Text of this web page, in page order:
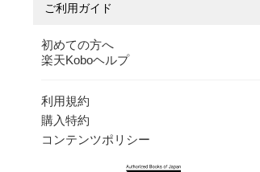
ご利用ガイド
初めての方へ
楽天Koboヘルプ
利用規約
購入特約
コンテンツポリシー